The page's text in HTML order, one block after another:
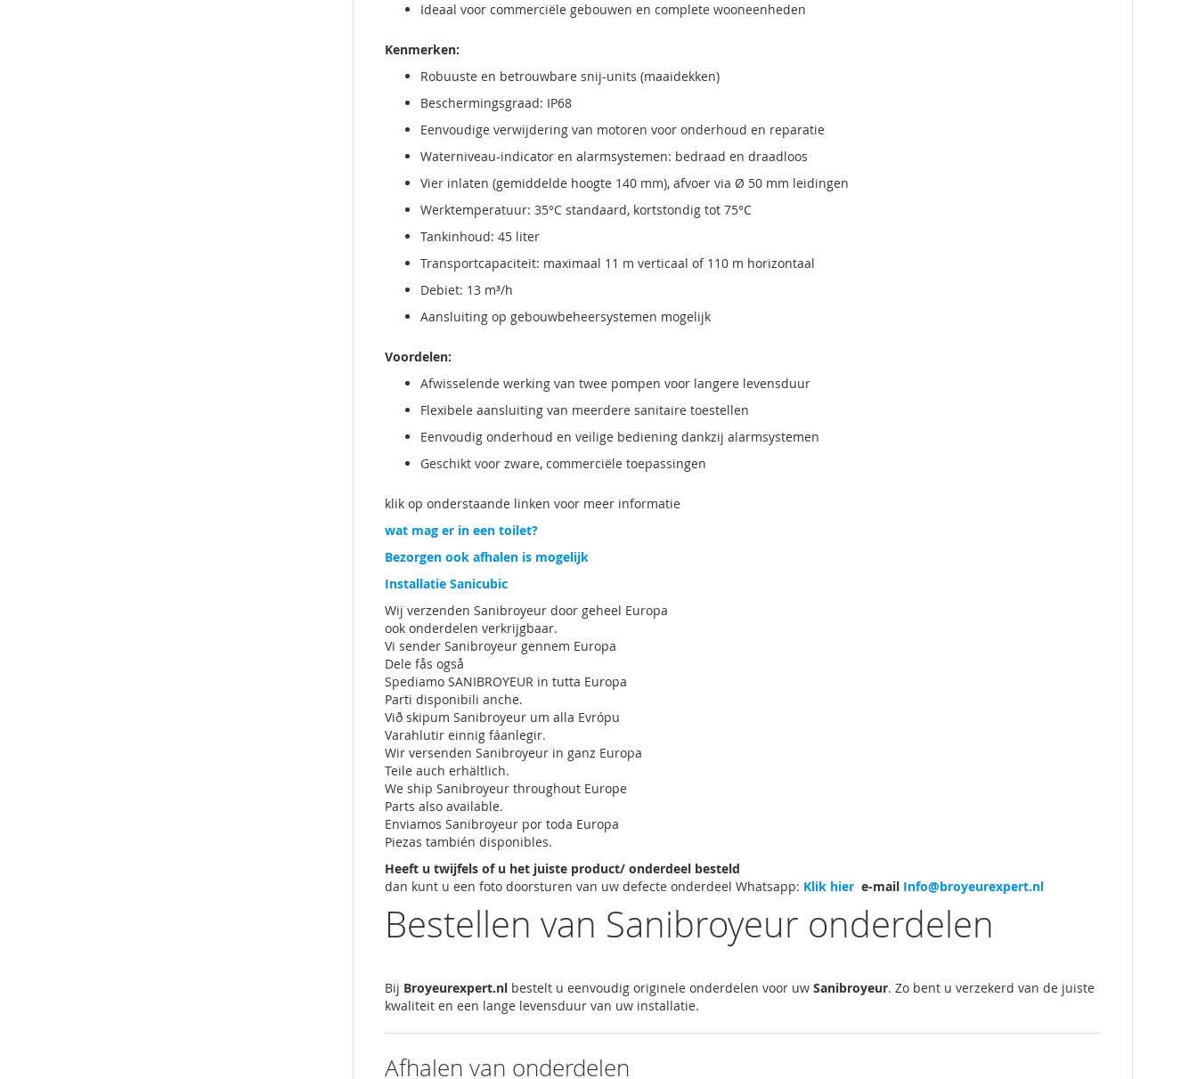
Ideaal voor commerciële gebouwen en complete wooneenheden
Kenmerken:
Robuuste en betrouwbare snij-units (maaidekken)
Beschermingsgraad: IP68
Eenvoudige verwijdering van motoren voor onderhoud en reparatie
Waterniveau-indicator en alarmsystemen: bedraad en draadloos
Vier inlaten (gemiddelde hoogte 140 mm), afvoer via Ø 50 mm leidingen
Werktemperatuur: 35°C standaard, kortstondig tot 75°C
Tankinhoud: 45 liter
Transportcapaciteit: maximaal 11 m verticaal of 110 m horizontaal
Debiet: 13 m³/h
Aansluiting op gebouwbeheersystemen mogelijk
Voordelen:
Afwisselende werking van twee pompen voor langere levensduur
Flexibele aansluiting van meerdere sanitaire toestellen
Eenvoudig onderhoud en veilige bediening dankzij alarmsystemen
Geschikt voor zware, commerciële toepassingen
klik op onderstaande linken voor meer informatie
wat mag er in een toilet?
Bezorgen ook afhalen is mogelijk
Installatie Sanicubic
Wij verzenden Sanibroyeur door geheel Europa
ook onderdelen verkrijgbaar.
Vi sender Sanibroyeur gennem Europa
Dele fås også
Spediamo SANIBROYEUR in tutta Europa
Parti disponibili anche.
Við skipum Sanibroyeur um alla Evrópu
Varahlutir einnig fáanlegir.
Wir versenden Sanibroyeur in ganz Europa
Teile auch erhältlich.
We ship Sanibroyeur throughout Europe
Parts also available.
Enviamos Sanibroyeur por toda Europa
Piezas también disponibles.
Heeft u twijfels of u het juiste product/ onderdeel besteld
dan kunt u een foto doorsturen van uw defecte onderdeel Whatsapp: Klik hier e-mail Info@broyeurexpert.nl
Bestellen van Sanibroyeur onderdelen
Bij Broyeurexpert.nl bestelt u eenvoudig originele onderdelen voor uw Sanibroyeur. Zo bent u verzekerd van de juiste
kwaliteit en een lange levensduur van uw installatie.
Afhalen van onderdelen